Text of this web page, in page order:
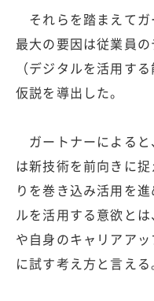
それらを踏まえてガ
最大の要因は従業員
（デジタルを活用す
仮説を導出した。
ガートナーによると
は新技術を前向きに
りを巻き込み活用を
ルを活用する意欲と
や自身のキャリアア
に試す考え方と言える